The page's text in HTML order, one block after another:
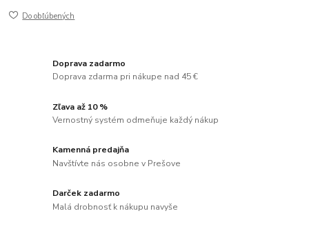
Do obľúbených
Doprava zadarmo
Doprava zdarma pri nákupe nad 45 €
Zľava až 10 %
Vernostný systém odmeňuje každý nákup
Kamenná predajňa
Navštívte nás osobne v Prešove
Darček zadarmo
Malá drobnosť k nákupu navyše